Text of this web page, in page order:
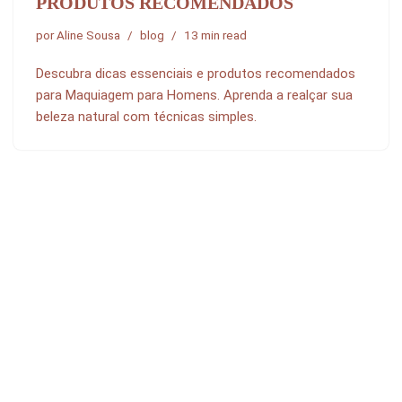
porAline Sousa blog 13 min read
Descubra dicas essenciais e produtos recomendados
para Maquiagem para Homens. Aprenda a realçar sua
beleza natural com técnicas simples.